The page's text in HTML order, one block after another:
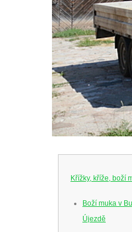
Křížky, kříže, boží
Boží muka v
Újezdě